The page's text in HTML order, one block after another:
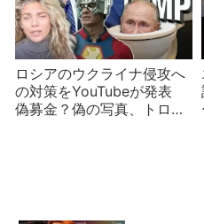
ロシアのウクライナ侵攻へ
の対策をYouTubeが発表
偽募金？偽の写真、トロー